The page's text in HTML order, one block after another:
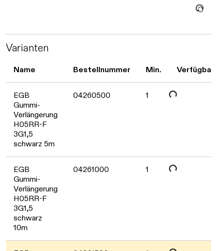
Varianten
Name Bestellnummer Min.
EGB
Gummi-
Verlängerung
H05RR-F
3G1,5
schwarz 5m
04260500 1
Daten werden geladen. Bitte warten...
EGB
Gummi-
Verlängerung
H05RR-F
3G1,5
schwarz
10m
04261000 1
Daten werden geladen. Bitte warten...
Daten werden geladen. Bitte warten...